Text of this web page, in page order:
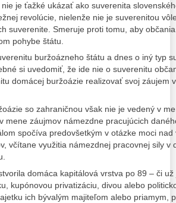
je ťažké ukázať ako suverenita
revolúcie, nielenže nie je suverenitou
suverenite. Smeruje proti tomu, aby
pohybe štátu.
buržoázneho štátu a dnes o iný typ
si uvedomiť, že ide nie o suverenitu
domácej buržoázie realizovať svoj záujem
so zahraničnou však nie je vedený v
mene záujmov námezdne pracujúcich
spočíva predovšetkým v otázke moci
včítane využitia námezdnej pracovnej sily v
domáca kapitálová vrstva po 89 – či
kupónovou privatizáciu, divou alebo
ich bývalým majiteľom alebo priamym,